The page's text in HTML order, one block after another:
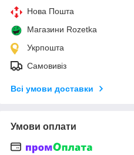
Нова Пошта
Магазини Rozetka
Укрпошта
Самовивіз
Всі умови доставки
Умови оплати